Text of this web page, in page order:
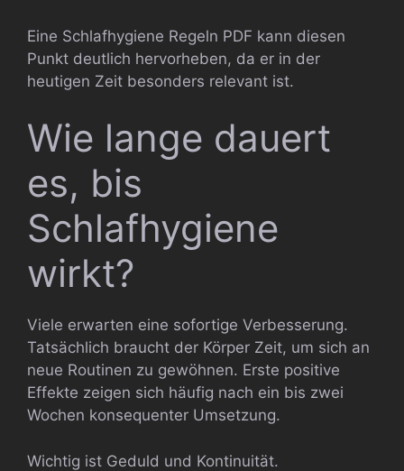
Eine Schlafhygiene Regeln PDF kann diesen
Punkt deutlich hervorheben, da er in der
heutigen Zeit besonders relevant ist.
Wie lange dauert
es, bis
Schlafhygiene
wirkt?
Viele erwarten eine sofortige Verbesserung.
Tatsächlich braucht der Körper Zeit, um sich an
neue Routinen zu gewöhnen. Erste positive
Effekte zeigen sich häufig nach ein bis zwei
Wochen konsequenter Umsetzung.
Wichtig ist Geduld und Kontinuität.